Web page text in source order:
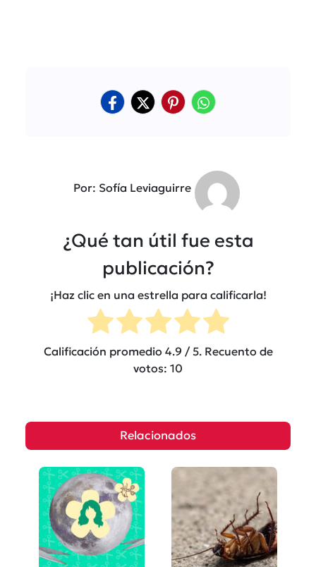
Por: Sofía Leviaguirre
¿Qué tan útil fue esta
publicación?
¡Haz clic en una estrella para calificarla!
Calificación promedio 4.9 / 5. Recuento de
votos: 10
Relacionados